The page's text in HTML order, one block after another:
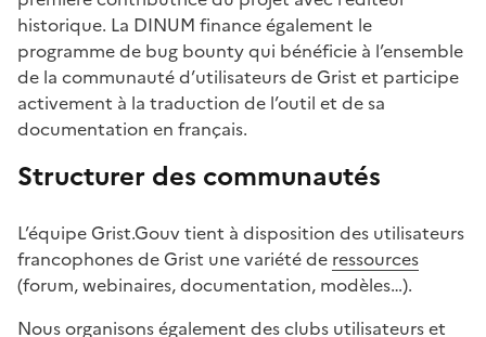
historique. La DINUM finance également le
programme de bug bounty qui bénéficie à l’ensemble
de la communauté d’utilisateurs de Grist et participe
activement à la traduction de l’outil et de sa
documentation en français.
Structurer des communautés
L’équipe Grist.Gouv tient à disposition des utilisateurs
francophones de Grist une variété de ressources
(forum, webinaires, documentation, modèles…).
Nous organisons également des clubs utilisateurs et